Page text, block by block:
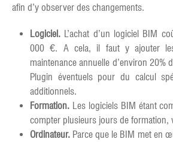
afin d’y observer des changements.
Logiciel. L’achat d’un logiciel BIM
000 €. A cela, il faut y ajouter
maintenance annuelle d’environ 20%
Plugin éventuels pour du calcul
additionnels.
Formation. Les logiciels BIM étant
compter plusieurs jours de formation,
Ordinateur. Parce que le BIM met en